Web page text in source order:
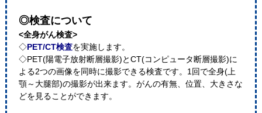
◎検査について
<全身がん検査>
◇PET/CT検査を実施します。
◇PET(陽電子放射断層撮影)とCT(コンピュータ断層撮影)に
よる2つの画像を同時に撮影できる検査です。1回で全身(上
顎～大腿部)の撮影が出来ます。がんの有無、位置、大きさな
どを見ることができます。